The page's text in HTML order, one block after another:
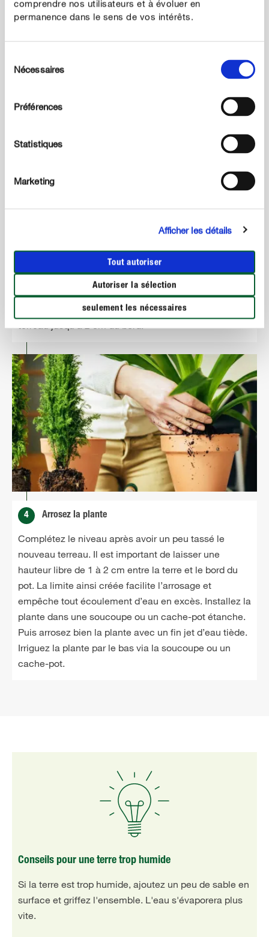
comprendre nos utilisateurs et à évoluer en
permanence dans le sens de vos intérêts.
duNécessaires
Préférences
Statistiques
Marketing
Afficher les détails
Tout autoriser
Autoriser la sélection
seulement les nécessaires
racines si la motte en est envahie. Coupez les racines
épaisses de longueur excessive pour stimuler une
Remplissez le nouveau pot avec du terreau universel
ou avec un substrat spécifiquement adapté aux
besoins de la plante. Installez la plante dans le pot et
mettez-la bien droite. Remplissez le pot avec du
terreau jusqu’à 2 cm du bord.
4 Arrosez la plante
Complétez le niveau après avoir un peu tassé le
nouveau terreau. Il est important de laisser une
hauteur libre de 1 à 2 cm entre la terre et le bord du
pot. La limite ainsi créée facilite l’arrosage et
empêche tout écoulement d’eau en excès. Installez la
plante dans une soucoupe ou un cache-pot étanche.
Puis arrosez bien la plante avec un fin jet d’eau tiède.
Irriguez la plante par le bas via la soucoupe ou un
cache-pot.
Conseils pour une terre trop humide
Si la terre est trop humide, ajoutez un peu de sable en
surface et griffez l'ensemble. L'eau s'évaporera plus
vite.